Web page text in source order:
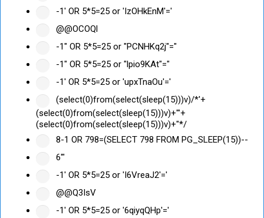
-1' OR 5*5=25 or 'IzOHkEnM'='
@@OCOQl
-1" OR 5*5=25 or "PCNHKq2j"="
-1" OR 5*5=25 or "lpio9KAt"="
-1' OR 5*5=25 or 'upxTnaOu'='
(select(0)from(select(sleep(15)))v)/*'+
(select(0)from(select(sleep(15)))v)+'"+
(select(0)from(select(sleep(15)))v)+"*/
8-1 OR 798=(SELECT 798 FROM PG_SLEEP(15))--
6'"
-1' OR 5*5=25 or 'I6VreaJ2'='
@@Q3IsV
-1' OR 5*5=25 or '6qiyqQHp'='